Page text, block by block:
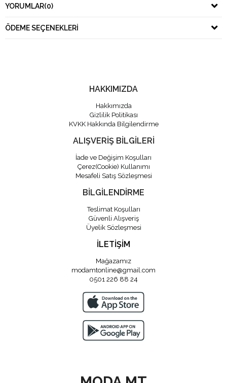
YORUMLAR(0)
ÖDEME SEÇENEKLERI
HAKKIMIZDA
Hakkımızda
Gizlilik Politikası
KVKK Hakkında Bilgilendirme
ALIŞVERİŞ BİLGİLERİ
İade ve Değişim Koşulları
Çerez(Cookie) Kullanımı
Mesafeli Satış Sözleşmesi
BİLGİLENDİRME
Teslimat Koşulları
Güvenli Alışveriş
Üyelik Sözleşmesi
İLETİŞİM
Mağazamız
modamtonline@gmail.com
0501 226 88 24